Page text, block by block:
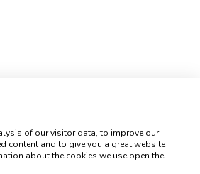
39 - DK-2730 Herlev -
e-mail:b-h@buch-holm.dk- CVR-nr.:
DK-19993345
of our visitor data, to improve our
content and to give you a great website
about the cookies we use open the